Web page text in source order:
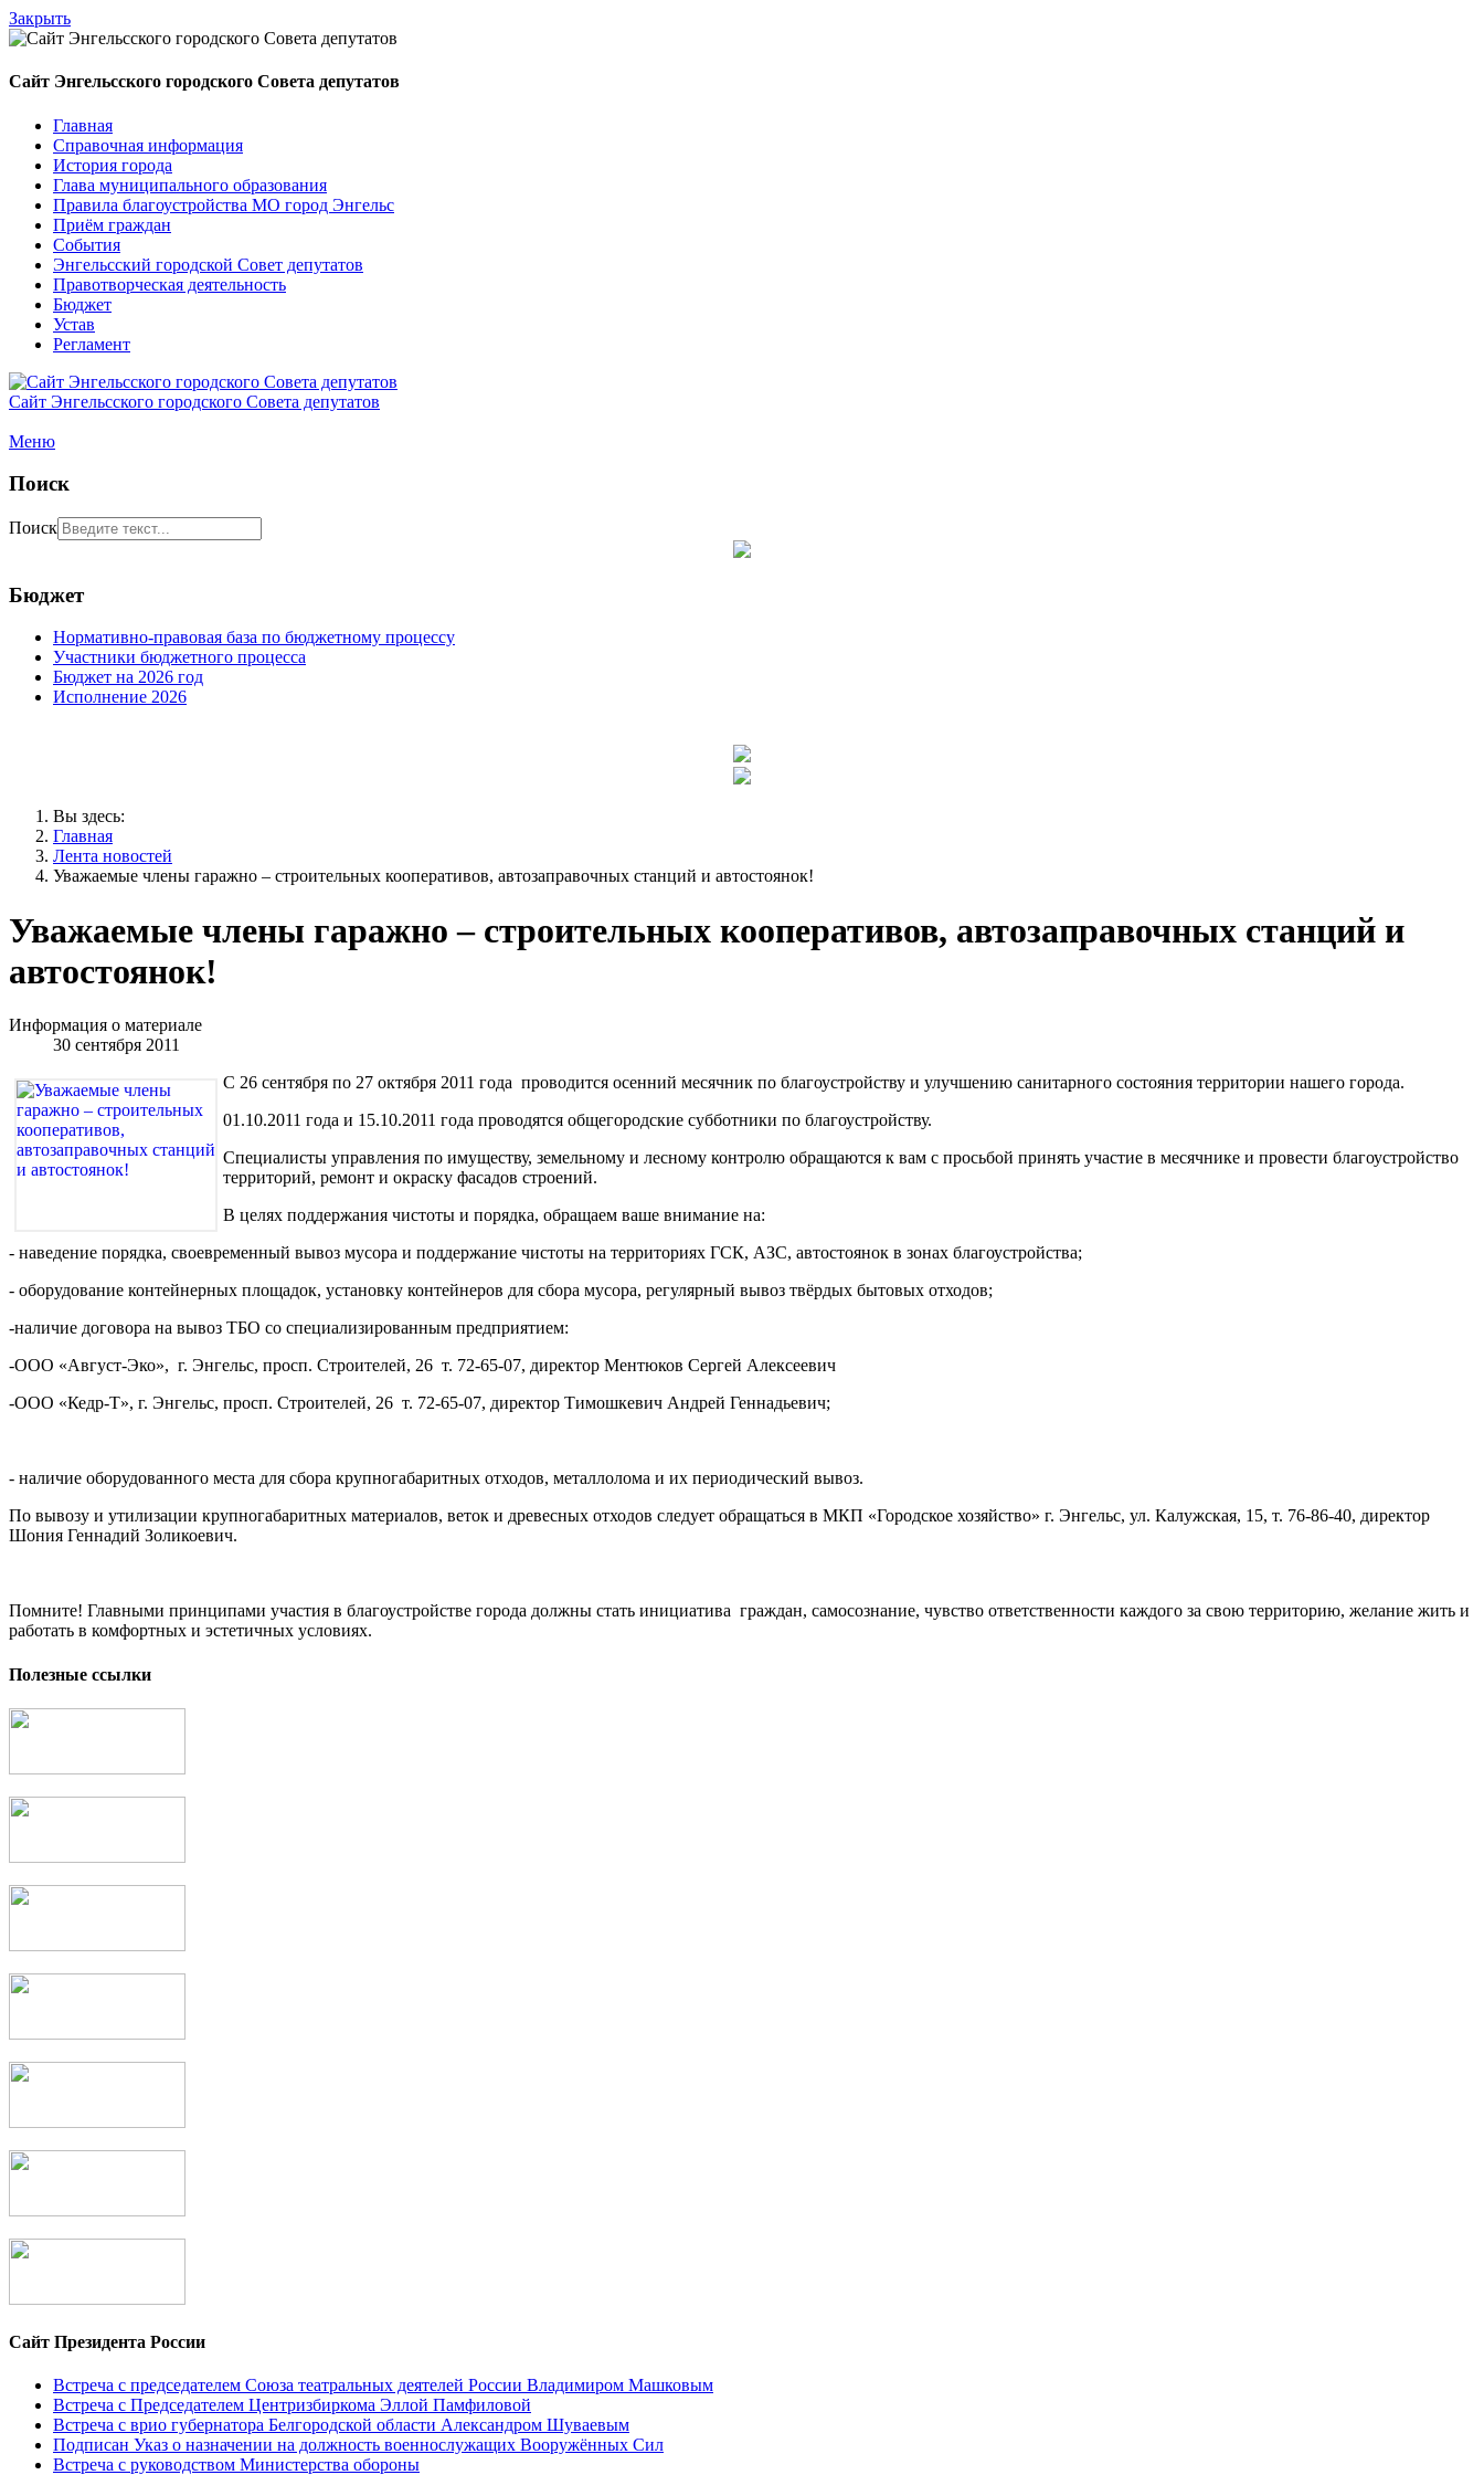
Закрыть
Сайт Энгельсского городского Совета депутатов
Главная
Справочная информация
История города
Глава муниципального образования
Правила благоустройства МО город Энгельс
Приём граждан
События
Энгельсский городской Совет депутатов
Правотворческая деятельность
Бюджет
Устав
Регламент
Сайт Энгельсского городского Совета депутатов
Меню
Поиск
Поиск
Бюджет
Нормативно-правовая база по бюджетному процессу
Участники бюджетного процесса
Бюджет на 2026 год
Исполнение 2026
Вы здесь:
Главная
Лента новостей
Уважаемые члены гаражно – строительных кооперативов, автозаправочных станций и автостоянок!
Уважаемые члены гаражно – строительных кооперативов, автозаправочных станций и
автостоянок!
Информация о материале
30 сентября 2011
С 26 сентября по 27 октября 2011 года проводится осенний месячник по благоустройству и улучшению санитарного состояния территории нашего города.
01.10.2011 года и 15.10.2011 года проводятся общегородские субботники по благоустройству.
Специалисты управления по имуществу, земельному и лесному контролю обращаются к вам с просьбой принять участие в месячнике и провести благоустройство
территорий, ремонт и окраску фасадов строений.
В целях поддержания чистоты и порядка, обращаем ваше внимание на:
- наведение порядка, своевременный вывоз мусора и поддержание чистоты на территориях ГСК, АЗС, автостоянок в зонах благоустройства;
- оборудование контейнерных площадок, установку контейнеров для сбора мусора, регулярный вывоз твёрдых бытовых отходов;
-наличие договора на вывоз ТБО со специализированным предприятием:
-ООО «Август-Эко», г. Энгельс, просп. Строителей, 26 т. 72-65-07, директор Ментюков Сергей Алексеевич
-ООО «Кедр-Т», г. Энгельс, просп. Строителей, 26 т. 72-65-07, директор Тимошкевич Андрей Геннадьевич;
- наличие оборудованного места для сбора крупногабаритных отходов, металлолома и их периодический вывоз.
По вывозу и утилизации крупногабаритных материалов, веток и древесных отходов следует обращаться в МКП «Городское хозяйство» г. Энгельс, ул. Калужская, 15, т. 76-86-40, директор
Шония Геннадий Золикоевич.
Помните! Главными принципами участия в благоустройстве города должны стать инициатива граждан, самосознание, чувство ответственности каждого за свою территорию, желание жить и
работать в комфортных и эстетичных условиях.
Полезные ссылки
Сайт Президента России
Встреча с председателем Союза театральных деятелей России Владимиром Машковым
Встреча с Председателем Центризбиркома Эллой Памфиловой
Встреча с врио губернатора Белгородской области Александром Шуваевым
Подписан Указ о назначении на должность военнослужащих Вооружённых Сил
Встреча с руководством Министерства обороны